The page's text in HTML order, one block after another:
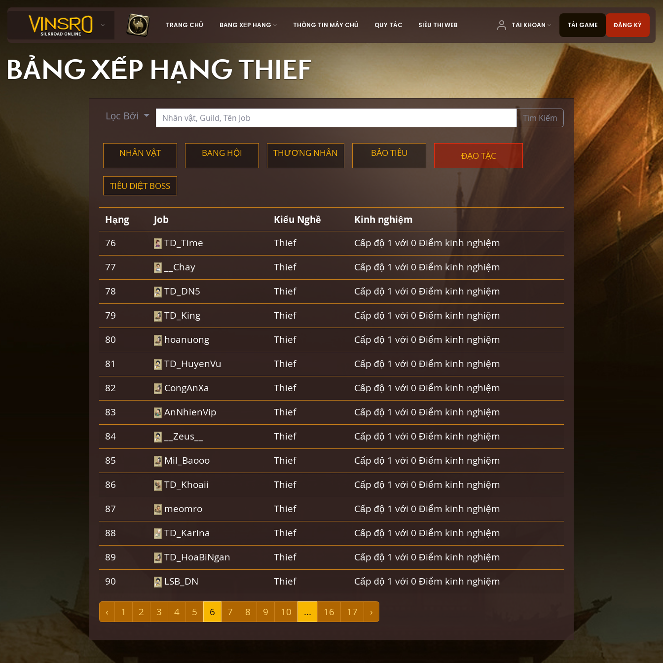
TRANG CHỦ BẢNG XẾP HẠNG THÔNG TIN MÁY CHỦ QUY TẮC SIÊU THỊ WEB TÀI KHOẢN TẢI GAME ĐĂNG KÝ
BẢNG XẾP HẠNG THIEF
Lọc Bởi Tìm Kiếm
NHÂN VẬT BANG HỘI THƯƠNG NHÂN BẢO TIÊU ĐẠO TẶC
TIÊU DIỆT BOSS
Hạng Job Kiểu Nghề Kinh nghiệm
76 TD_Time Thief
Cấp độ 1 với 0 Điểm kinh nghiệm
77
__Chay Thief
Cấp độ 1 với 0 Điểm kinh nghiệm
78
TD_DN5 Thief
Cấp độ 1 với 0 Điểm kinh nghiệm
79
TD_King Thief
Cấp độ 1 với 0 Điểm kinh nghiệm
80
hoanuong Thief
Cấp độ 1 với 0 Điểm kinh nghiệm
81
TD_HuyenVu Thief
Cấp độ 1 với 0 Điểm kinh nghiệm
82
CongAnXa Thief
Cấp độ 1 với 0 Điểm kinh nghiệm
83
AnNhienVip Thief
Cấp độ 1 với 0 Điểm kinh nghiệm
84
__Zeus__ Thief
Cấp độ 1 với 0 Điểm kinh nghiệm
85
Mil_Baooo Thief
Cấp độ 1 với 0 Điểm kinh nghiệm
86
TD_Khoaii Thief
Cấp độ 1 với 0 Điểm kinh nghiệm
87
meomro Thief
Cấp độ 1 với 0 Điểm kinh nghiệm
88
TD_Karina Thief
Cấp độ 1 với 0 Điểm kinh nghiệm
89
TD_HoaBiNgan Thief
Cấp độ 1 với 0 Điểm kinh nghiệm
90
LSB_DN Thief Cấp độ 1 với 0 Điểm kinh nghiệm
‹ 1 2 3 4 5 6 7 8 9 10 ... 16 17 ›